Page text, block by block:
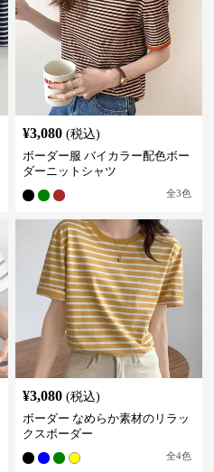
¥3,080 (税込)
ボーダー服 バイカラー配色ボー
ダーニットシャツ
全3色
¥3,080 (税込)
ボーダー なめらか素材のリラッ
クスボーダー
全4色